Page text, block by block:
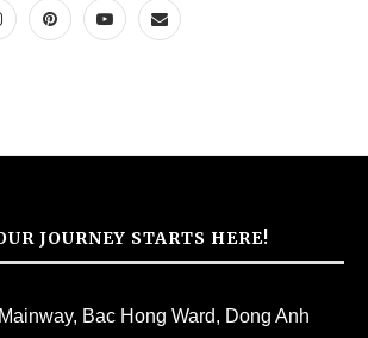
JOURNEY STARTS HERE!
Bac Hong Ward, Dong Anh